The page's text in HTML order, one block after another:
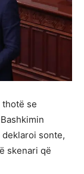
se
sonte,
skenari që